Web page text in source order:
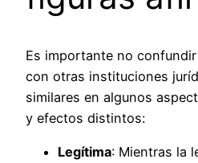
Es importante no confundir
con otras instituciones
similares en algunos
y efectos distintos:
Legítima: Mientras la